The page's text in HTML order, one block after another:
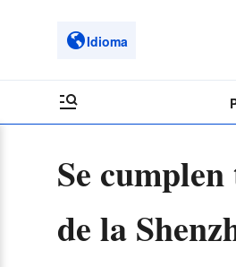
Idioma
Se
de la